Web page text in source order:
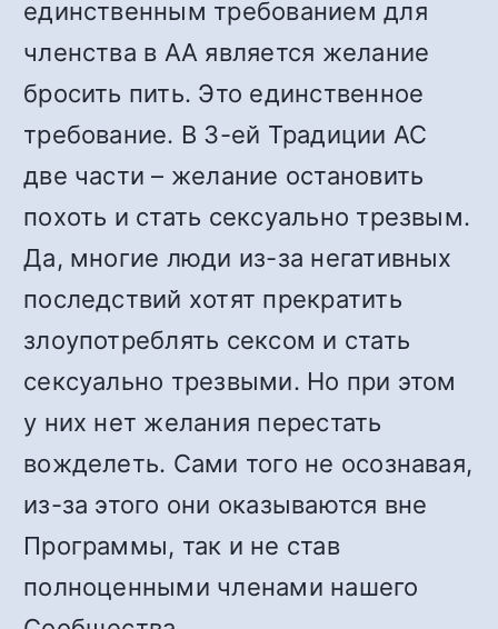
единственным требованием для
членства в АА является желание
бросить пить. Это единственное
требование. В 3-ей Традиции АС
две части – желание остановить
похоть и стать сексуально трезвым.
Да, многие люди из-за негативных
последствий хотят прекратить
злоупотреблять сексом и стать
сексуально трезвыми. Но при этом
у них нет желания перестать
вожделеть. Сами того не осознавая,
из-за этого они оказываются вне
Программы, так и не став
полноценными членами нашего